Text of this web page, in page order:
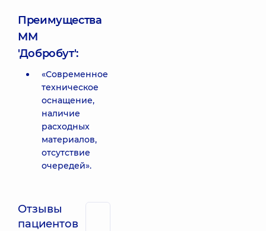
Преимущества
ММ
'Добробут':
«Современное
техническое
оснащение,
наличие
расходных
материалов,
отсутствие
очередей».
Отзывы
пациентов